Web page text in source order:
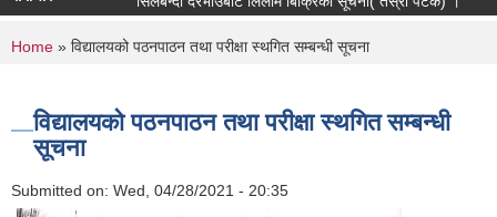
You are here
Home » विद्यालयको पठनपाठन तथा परीक्षा स्थगित सम्बन्धी सूचना
विद्यालयको पठनपाठन तथा परीक्षा स्थगित सम्बन्धी
सूचना
Submitted on: Wed, 04/28/2021 - 20:35